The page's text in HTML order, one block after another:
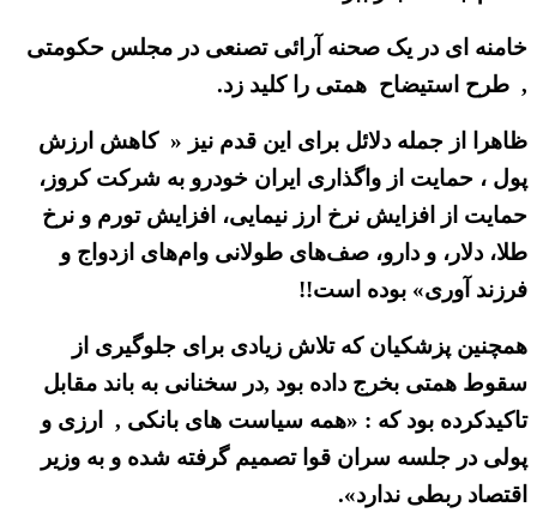
خامنه ای در یک صحنه آرائی تصنعی در مجلس حکومتی
, طرح استیضاح همتی را کلید زد.
ظاهرا از جمله دلائل برای این قدم نیز « کاهش ارزش
پول ، حمایت از واگذاری ایران خودرو به شرکت کروز،
حمایت از افزایش نرخ ارز نیمایی، افزایش تورم و نرخ
طلا، دلار، و دارو، صف‌های طولانی وام‌های ازدواج و
فرزند آوری» بوده است!!
همچنین پزشکیان که تلاش زیادی برای جلوگیری از
سقوط همتی بخرج داده بود ,در سخنانی به باند مقابل
تاکیدکرده بود که : «همه سیاست های بانکی , ارزی و
پولی در جلسه سران قوا تصمیم گرفته شده و به وزیر
اقتصاد ربطی ندارد».